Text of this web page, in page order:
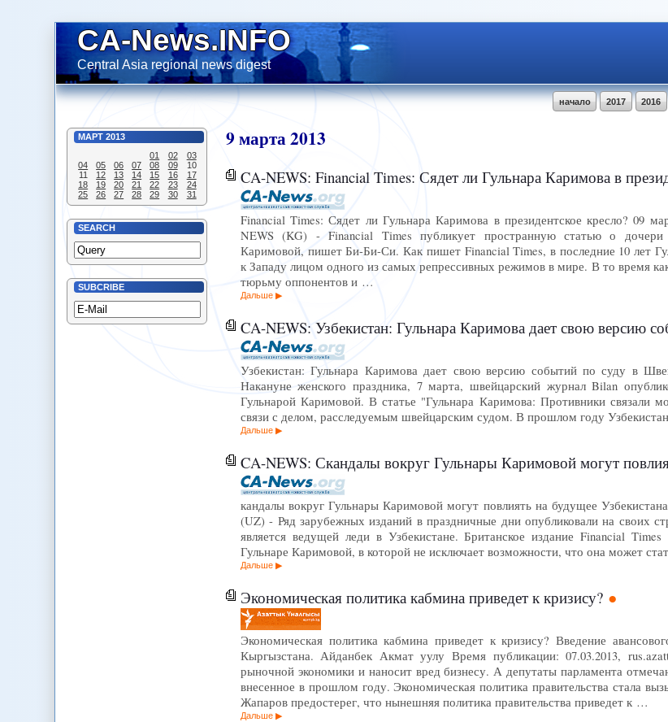
CA-News.INFO
Central Asia regional news digest
2016
2017
начало
МАРТ 2013
01
02
03
04
05 06 07 08 09
10
11
12 13 14 15 16
17
18
19 20 21 22 23
24
25
26 27 28 29 30 31
SEARCH
SUBCRIBE
9марта2013
CA-NEWS: Financial Times: Сядет ли Гульнара Каримова в
Financial Times: Сядет ли Гульнара Каримова в президентское кресло? 09
NEWS (KG) - Financial Times публикует пространную статью о дочери
Каримовой, пишет Би-Би-Си. Как пишет Financial Times, в последние 10 лет
к Западу лицом одного из самых репрессивных режимов в мире. В то время
тюрьму оппонентов и …
Дальше
CA-NEWS: Узбекистан: Гульнара Каримова дает свою версию
Узбекистан: Гульнара Каримова дает свою версию событий по суду в
Накануне женского праздника, 7 марта, швейцарский журнал Bilan
Гульнарой Каримовой. В статье "Гульнара Каримова: Противники
связи с делом, расследуемым швейцарским судом. В прошлом году
Дальше
CA-NEWS: Скандалы вокруг Гульнары Каримовой могут
кандалы вокруг Гульнары Каримовой могут повлиять на будущее
(UZ) - Ряд зарубежных изданий в праздничные дни опубликовали на своих
является ведущей леди в Узбекистане. Британское издание Financial
Гульнаре Каримовой, в которой не исключает возможности, что она может
Дальше
Экономическая политика кабмина приведет к кризису?
Экономическая политика кабмина приведет к кризису? Введение
Кыргызстана. Айданбек Акмат уулу Время публикации: 07.03.2013,
рыночной экономики и наносит вред бизнесу. А депутаты парламента
внесенное в прошлом году. Экономическая политика правительства стала
Жапаров предостерег, что нынешняя политика правительства приведет к …
Дальше